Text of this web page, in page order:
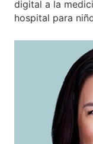
digital a la
hospital para